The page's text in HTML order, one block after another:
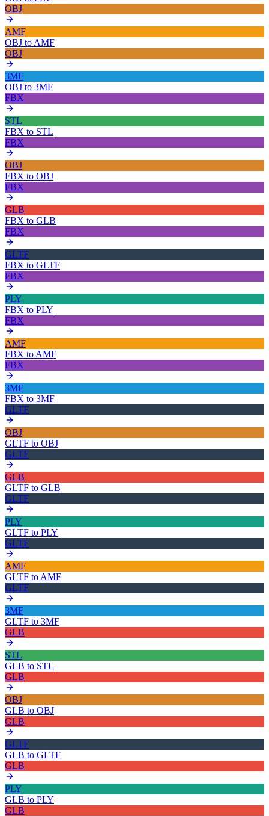
OBJ
AMF
OBJ to AMF
OBJ
3MF
OBJ to 3MF
FBX
STL
FBX to STL
FBX
OBJ
FBX to OBJ
FBX
GLB
FBX to GLB
FBX
GLTF
FBX to GLTF
FBX
PLY
FBX to PLY
FBX
AMF
FBX to AMF
FBX
3MF
FBX to 3MF
GLTF
OBJ
GLTF to OBJ
GLTF
GLB
GLTF to GLB
GLTF
PLY
GLTF to PLY
GLTF
AMF
GLTF to AMF
GLTF
3MF
GLTF to 3MF
GLB
STL
GLB to STL
GLB
OBJ
GLB to OBJ
GLB
GLTF
GLB to GLTF
GLB
PLY
GLB to PLY
GLB